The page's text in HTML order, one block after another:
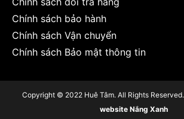
Chính sách bảo hành
Chính sách Vận chuyển
Chính sách Bảo mật thông tin
Copyright © 2022 Huê Tâm. All Rights Reserved.
website Nắng Xanh